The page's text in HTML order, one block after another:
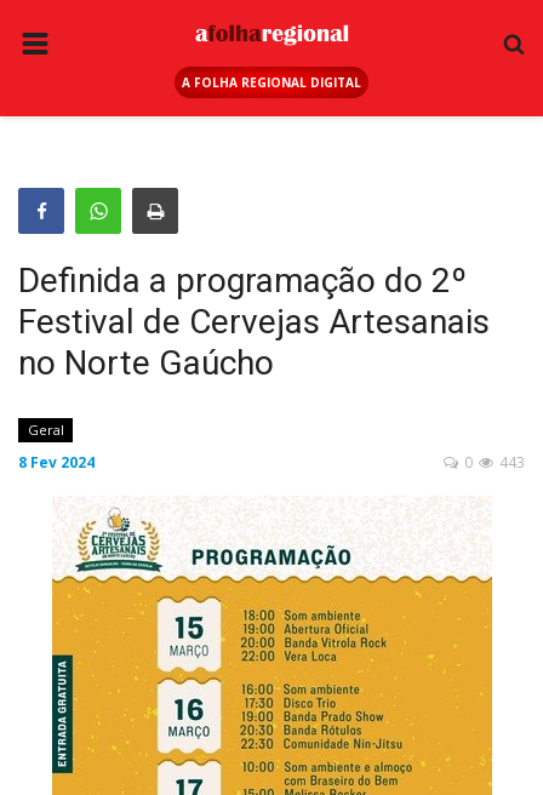
A FOLHA REGIONAL DIGITAL
ANUNCIE AQUI
ESPORTE
REGIÃO
SAÚDE
EDUCAÇÃO
SEGURANÇA
GERAL
EDITAIS
CONTATO
A FOLHA REGIONAL DIGITAL
Definida a programação do 2º
Festival de Cervejas Artesanais
no Norte Gaúcho
Geral
8 Fev 2024 443
0